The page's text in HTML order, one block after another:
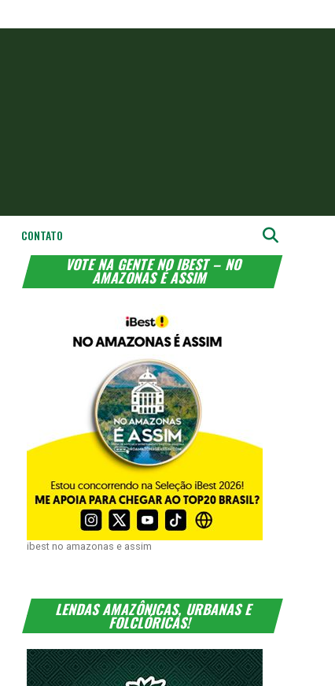
CONTATO
VOTE NA GENTE NO IBEST – NO
AMAZONAS É ASSIM
ibest no amazonas e assim
LENDAS AMAZÔNICAS, URBANAS E
FOLCLÓRICAS!